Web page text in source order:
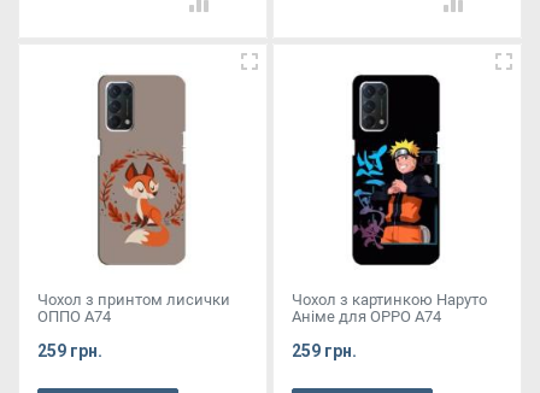
Чохол з принтом лисички
ОППО А74
259 грн.
Чохол з картинкою Наруто
Аніме для OPPO A74
259 грн.